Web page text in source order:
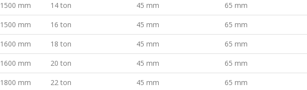
1500 mm 14 ton 45 mm 65 mm
1500 mm 16 ton 45 mm 65 mm
1600 mm 18 ton 45 mm 65 mm
1600 mm 20 ton 45 mm 65 mm
1800 mm 22 ton 45 mm 65 mm